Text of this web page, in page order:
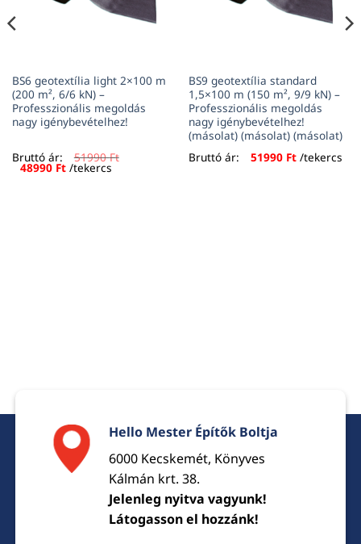
BS6 geotextília light 2×100 m
(200 m², 6/6 kN) –
Professzionális megoldás
nagy igénybevételhez!
Bruttó ár: 51990Ft
Original
price
48990 FtCurrent
price
/tekercs
BS9 geotextília standard
1,5×100 m (150 m², 9/9 kN) –
Professzionális megoldás
nagy igénybevételhez!
(másolat) (másolat) (másolat)
Bruttó ár:
51990 Ft/tekercs
Hello Mester Építők Boltja
6000 Kecskemét, Könyves
Kálmán krt. 38.
Jelenleg nyitva vagyunk!
Látogasson el hozzánk!